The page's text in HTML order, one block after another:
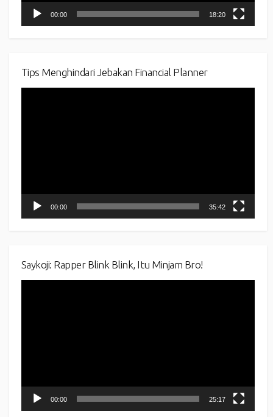
00:00 18:20
Tips Menghindari Jebakan Financial Planner
00:00 35:42
Saykoji: Rapper Blink Blink, Itu Minjam Bro!
00:00 25:17